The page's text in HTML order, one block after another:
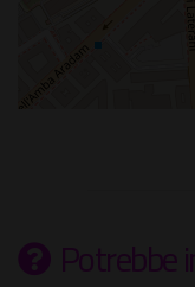
Potrebbe